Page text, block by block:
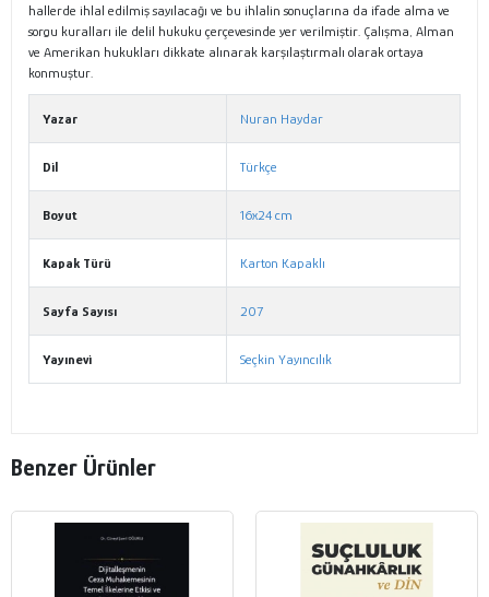
hallerde ihlal edilmiş sayılacağı ve bu ihlalin sonuçlarına da ifade alma ve
sorgu kuralları ile delil hukuku çerçevesinde yer verilmiştir. Çalışma, Alman
ve Amerikan hukukları dikkate alınarak karşılaştırmalı olarak ortaya
konmuştur.
Yazar Nuran Haydar
Dil Türkçe
Boyut 16x24 cm
Kapak Türü Karton Kapaklı
Sayfa Sayısı 207
Yayınevi Seçkin Yayıncılık
Benzer Ürünler